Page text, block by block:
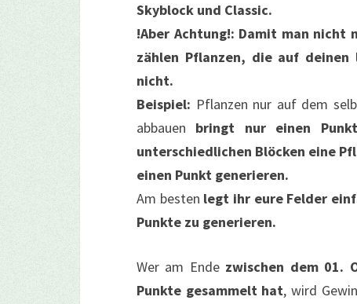
Skyblock und Classic.
!Aber Achtung!: Damit man nicht
zählen Pflanzen, die auf
nicht.
Beispiel: Pflanzen nur auf dem
abbauen bringt nur einen Punkt
unterschiedlichen Blöcken eine
einen Punkt generieren.
Am besten legt ihr eure Felder
Punkte zu generieren.
Wer am Ende zwischen dem 01.
Punkte gesammelt hat, wird